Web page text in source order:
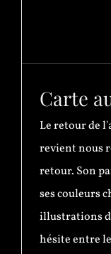
Carte
Le retour de
revient nous
retour. Son
ses couleurs
illustrations
hésite entre